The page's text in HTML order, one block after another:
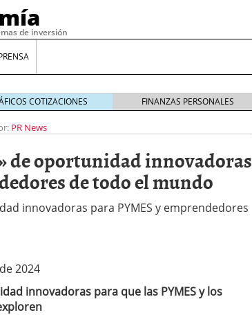
de inversión
COTIZACIONES FINANZAS PERSONALES
PR News
de oportunidad innovadoras
de todo el mundo
innovadoras para PYMES y emprendedores
2024
innovadoras para que las PYMES y los